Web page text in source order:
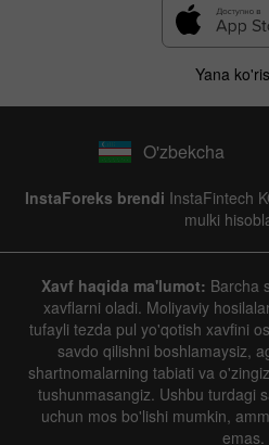
Yana
O'zbekcha
InstaForeks brendi InstaFintech
mulki
Xavf haqida ma'lumot: Barcha
xavflarni oladi. Moliyaviy
tufayli tezda pul yo'qotish xavfini
savdo qilishni boshlamaysiz,
shartnomalarning tabiati va
tushunmasangiz. Ushbu turdagi
uchun mos bo'lishi mumkin,
emas.